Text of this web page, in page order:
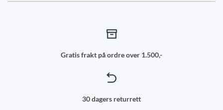
Gratis frakt på ordre over 1.500,-
30 dagers returrett